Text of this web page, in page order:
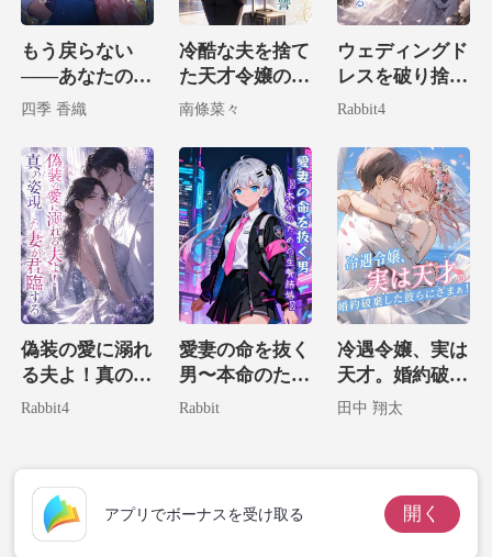
もう戻らない
――あなたの妻
には
四季 香織
冷酷な夫を捨て
た天才令嬢の華
麗なる復讐
南條菜々
ウェディングド
レスを破り捨
て、私は大富豪
Rabbit4
偽装の愛に溺れ
る夫よ！真の姿
現した妻が君臨
Rabbit4
愛妻の命を抜く
男〜本命のため
の生贄結婚〜
Rabbit
冷遇令嬢、実は
天才。婚約破棄
した彼らにざま
田中 翔太
アプリでボーナスを受け取る 開く